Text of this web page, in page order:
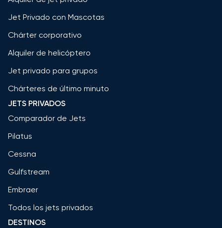
Jet Privado con Mascotas
Chárter corporativo
Alquiler de helicóptero
Jet privado para grupos
Chárteres de último minuto
JETS PRIVADOS
Comparador de Jets
Pilatus
Cessna
Gulfstream
Embraer
Todos los jets privados
DESTINOS